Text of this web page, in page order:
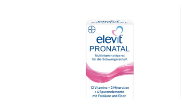
dell'orecchio